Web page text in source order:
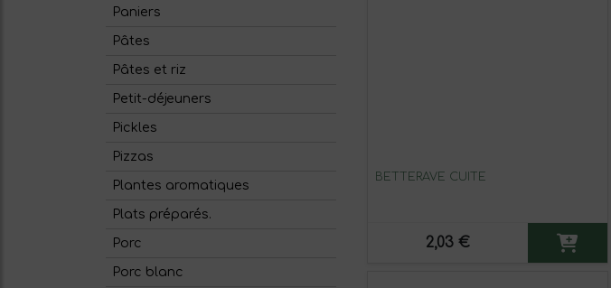
Paniers
Pâtes
Pâtes et riz
Petit-déjeuners
Pickles
Pizzas
Plantes aromatiques
Plats préparés.
Porc
Porc blanc
BETTERAVE CUITE
2,03 €